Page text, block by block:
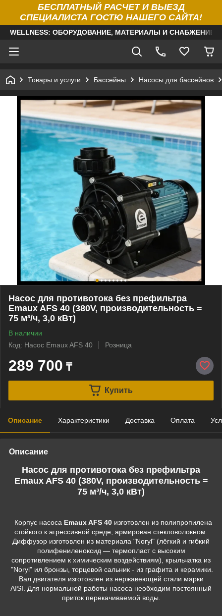
БЕСПЛАТНЫЙ РАСЧЕТ И ВЫЕЗД
СПЕЦИАЛИСТА ГОСТЮ НАШЕГО САЙТА!
WELLNESS: ОБОРУДОВАНИЕ, МАТЕРИАЛЫ И
Товары и услуги Бассейны Насосы для бассейнов
Насос для противотока без префильтра
Emaux AFS 40 (380V, производительность =
75 м³/ч, 3,0 кВт)
В наличии
Код: Насос Emaux AFS 40
Розница
289 700 ₸
Купить
Описание Характеристики Доставка Оплата
Описание
Насос для противотока без префильтра
Emaux AFS 40 (380V, производительность =
75 м³/ч, 3,0 кВт)
Корпус насоса Emaux AFS 40изготовлен из полипропилена
стойкого к агрессивной среде, армирован стекловолокном.
Диффузор изготовлен из материала "Noryl" (лёгкий и гибкий
полифениленоксид — термопласт с высоким
сопротивлением к химическим воздействиям), крыльчатка из
"Noryl" ил бронзы, торцевой сальник - из графита и керамики.
Вал двигателя изготовлен из нержавеющей стали марки
AISI. Для нормальной работы насоса необходим постоянный
приток перекачиваемой воды.